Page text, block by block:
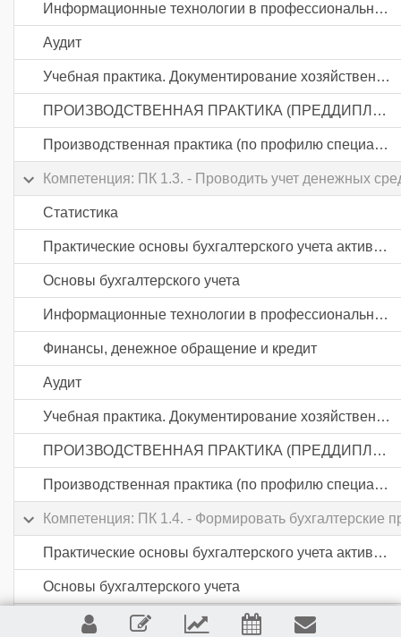
Информационные технологии в профессиональной деятельности
Аудит
Учебная практика. Документирование хозяйственных операций и ведение бухгалтерского учета активов организации
ПРОИЗВОДСТВЕННАЯ ПРАКТИКА (ПРЕДДИПЛОМНАЯ)
Производственная практика (по профилю специальности). Документирование хозяйственных операций и ведение бухгалтерского учета активов организации
Компетенция: ПК 1.3. - Проводить учет денежных
Статистика
Практические основы бухгалтерского учета активов организации
Основы бухгалтерского учета
Информационные технологии в профессиональной деятельности
Финансы, денежное обращение и кредит
Аудит
Учебная практика. Документирование хозяйственных операций и ведение бухгалтерского учета активов организации
ПРОИЗВОДСТВЕННАЯ ПРАКТИКА (ПРЕДДИПЛОМНАЯ)
Производственная практика (по профилю специальности). Документирование хозяйственных операций и ведение бухгалтерского учета активов организации
Компетенция: ПК 1.4. - Формировать бухгалтерские
Практические основы бухгалтерского учета активов организации
Основы бухгалтерского учета